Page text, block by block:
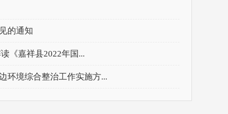
的通知
《嘉祥县2022年国...
环境综合整治工作实施方...